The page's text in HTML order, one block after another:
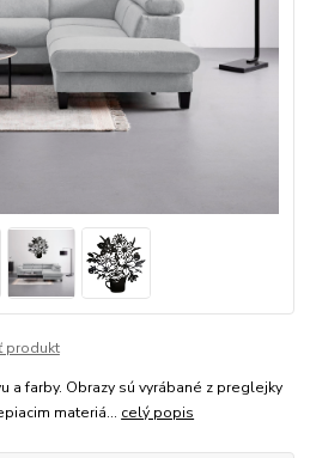
produkt
a farby. Obrazy sú vyrábané z preglejky
materiá... celý popis